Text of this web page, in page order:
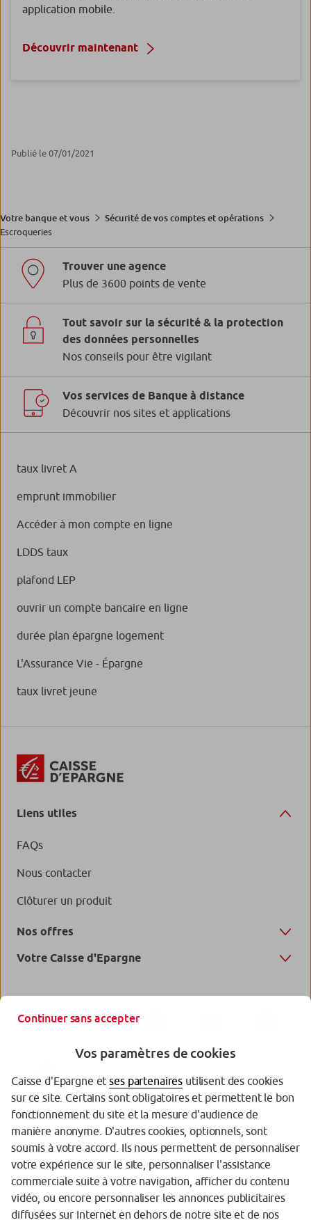
application mobile.
Découvrir maintenant
Publié le 07/01/2021
Votre banque et vous
Sécurité de vos comptes et opérations
Escroqueries
Trouver une agence
Plus de 3600 points de vente
Tout savoir sur la sécurité & la protection
des données personnelles
Nos conseils pour être vigilant
Vos services de Banque à distance
Découvrir nos sites et applications
taux livret A
emprunt immobilier
Accéder à mon compte en ligne
LDDS taux
plafond LEP
ouvrir un compte bancaire en ligne
durée plan épargne logement
L'Assurance Vie - Épargne
taux livret jeune
Liens utiles
FAQs
Nous contacter
Clôturer un produit
Nos offres
Votre Caisse d'Epargne
Garantie des Dépôts
Protection de vos données personnelles
Politique cookies
Continuer sans accepter
Vos paramètres de cookies
Caisse d'Epargne etses partenaires utilisent des cookies
sur ce site. Certains sont obligatoires et permettent le bon
fonctionnement du site et la mesure d'audience de
manière anonyme. D'autres cookies, optionnels, sont
soumis à votre accord. Ils nous permettent de personnaliser
votre expérience sur le site, personnaliser l'assistance
commerciale suite à votre navigation, afficher du contenu
vidéo, ou encore personnaliser les annonces publicitaires
diffusées sur Internet en dehors de notre site et de nos